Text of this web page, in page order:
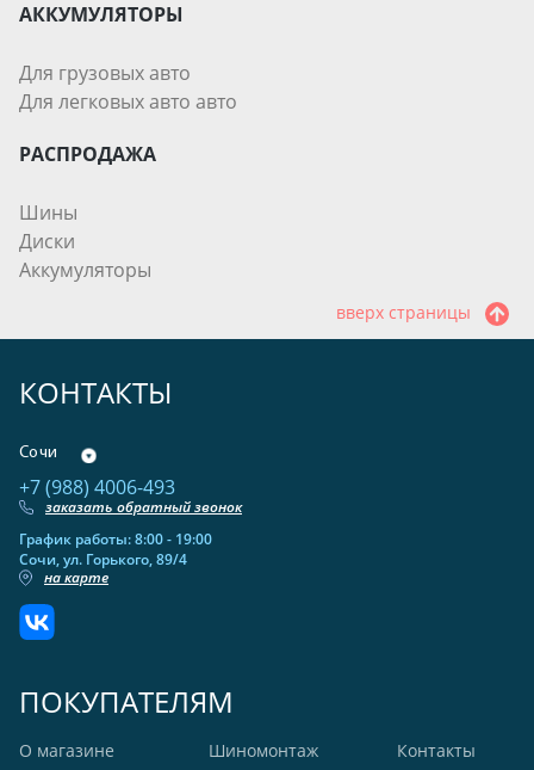
АККУМУЛЯТОРЫ
Для грузовых авто
Для легковых авто авто
РАСПРОДАЖА
Шины
Диски
Аккумуляторы
вверх страницы
КОНТАКТЫ
Сочи
+7 (988) 4006-493
заказать обратный звонок
График работы: 8:00 - 19:00
Сочи, ул. Горького, 89/4
на карте
ПОКУПАТЕЛЯМ
О магазине
Шиномонтаж
Контакты